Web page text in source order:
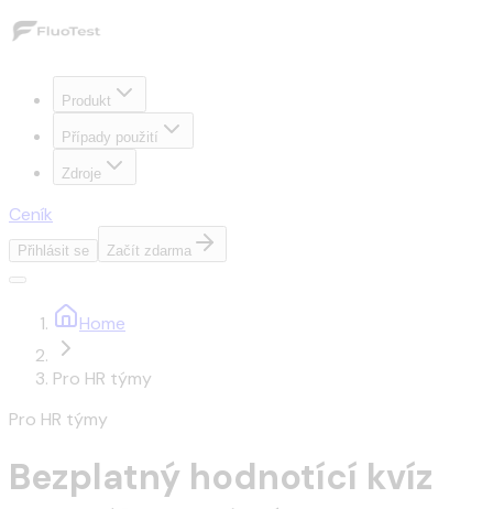
Produkt
Případy použití
Zdroje
Ceník
Přihlásit se Začít zdarma
Home
Pro HR týmy
Pro HR týmy
Bezplatný hodnotící kvíz